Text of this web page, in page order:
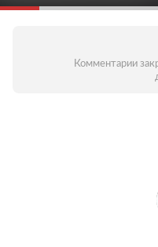
Комментарии